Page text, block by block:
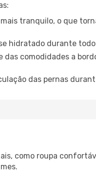
tranquilo, o que
hidratado durante todo
das comodidades a
das pernas
como roupa